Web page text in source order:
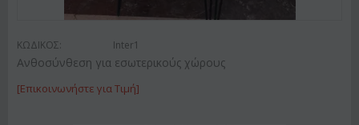
ΚΩΔΙΚΟΣ: Inter1
Ανθοσύνθεση για εσωτερικούς χώρους
[Επικοινωνήστε για Τιμή]